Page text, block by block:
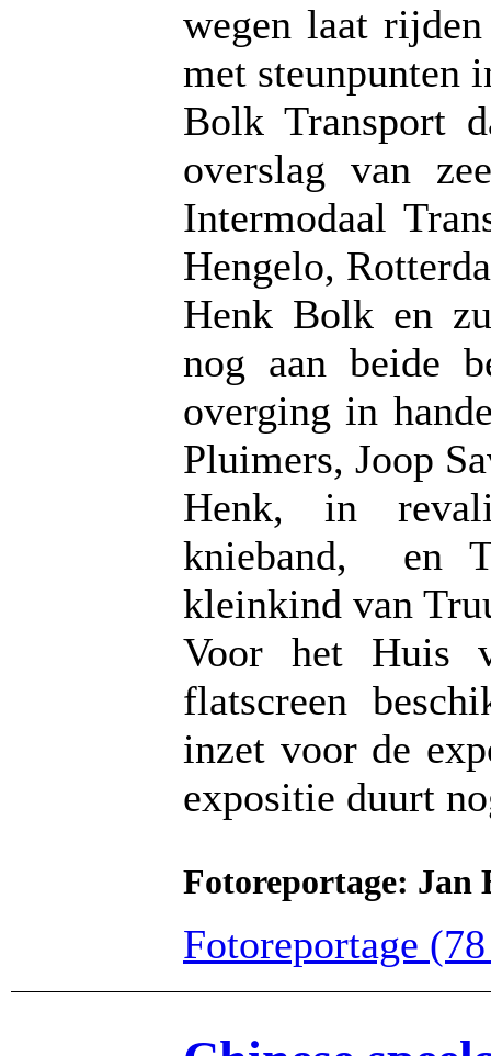
wegen laat
met steunpunten
Bolk Transport
overslag van
Intermodaal
Hengelo,
Henk Bolk en
nog aan beide
overging in
Pluimers, Joop
Henk, in
knieband, en
kleinkind van
Voor het Huis
flatscreen
inzet voor de
expositie duurt
Fotoreportage: Jan
Fotoreportage